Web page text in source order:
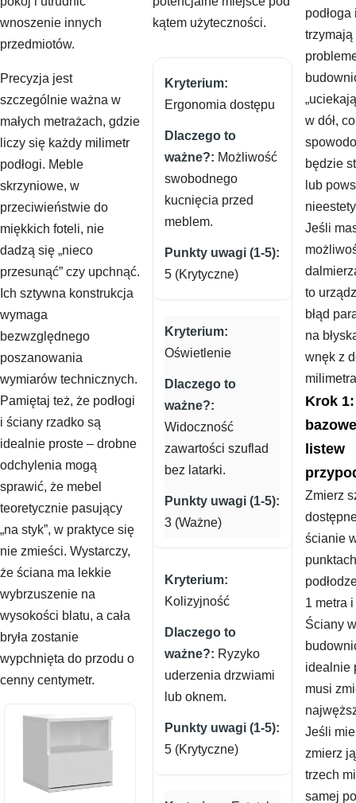
wnoszenie innych
przedmiotów.
Precyzja jest
szczególnie ważna w
małych metrażach, gdzie
liczy się każdy milimetr
podłogi. Meble
skrzyniowe, w
przeciwieństwie do
miękkich foteli, nie
dadzą się „nieco
przesunąć” czy upchnąć.
Ich sztywna konstrukcja
wymaga
bezwzględnego
poszanowania
wymiarów technicznych.
Pamiętaj też, że podłogi
i ściany rzadko są
idealnie proste – drobne
odchylenia mogą
sprawić, że mebel
teoretycznie pasujący
„na styk”, w praktyce się
nie zmieści. Wystarczy,
że ściana ma lekkie
wybrzuszenie na
wysokości blatu, a cała
bryła zostanie
wypchnięta do przodu o
cenny centymetr.
kątem użyteczności.
Ergonomia dostępu
Możliwość
swobodnego
kucnięcia przed
meblem.
5 (Krytyczne)
Oświetlenie
Widoczność
zawartości szuflad
bez latarki.
3 (Ważne)
Kolizyjność
Ryzyko
uderzenia drzwiami
lub oknem.
5 (Krytyczne)
trzymają
w dół,
będzie
lub
Jeśli
to
błąd
na
wnęk z
Krok
listew
Zmierz
ścianie
1 metra
Ściany
idealnie
musi
Jeśli
zmierz
trzech
samej